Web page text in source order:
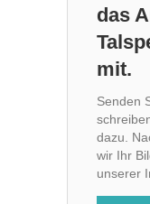
das
mit.
Senden
dazu.
wir Ihr
unserer